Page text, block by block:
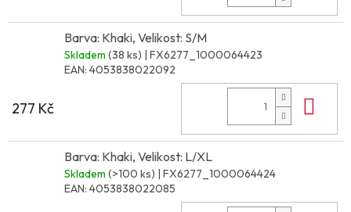
Barva: Khaki, Velikost: S/M
Skladem (38 ks) | FX6277_1000064423
EAN: 4053838022092
277 Kč
Barva: Khaki, Velikost: L/XL
Skladem (>100 ks) | FX6277_1000064424
EAN: 4053838022085